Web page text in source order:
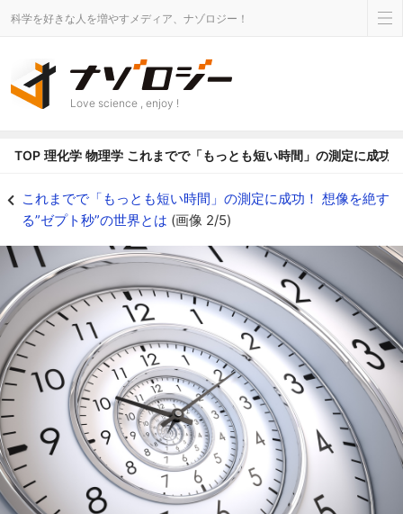
科学を好きな人を増やすメディア、ナゾロジー！
Love science , enjoy !
TOP 理化学 物理学 これまでで「もっとも短い時間」の測定に成功
これまでで「もっとも短い時間」の測定に成功！ 想像を絶す
る”ゼプト秒”の世界とは (画像 2/5)